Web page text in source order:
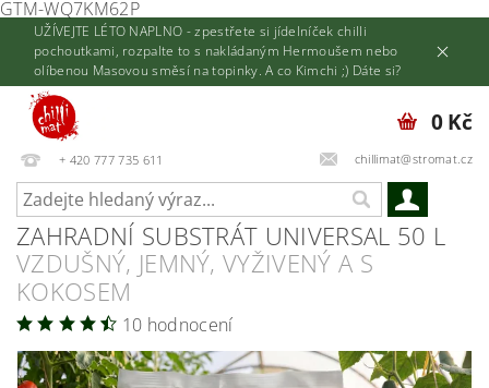
GTM-WQ7KM62P
UŽÍVEJTE LÉTO NAPLNO - zpestřete si jídelníček chilli
pochoutkami, rozpalte to s nakládaným Hermoušem nebo
olíbenou Masovou směsí na topinky. A co Kimchi ;) Dáte si?
+ 420 777 735 611 chillimat@stromat.cz
0 Kč
ZAHRADNÍ SUBSTRÁT UNIVERSAL 50 L
VZDUŠNÝ, JEMNÝ, VYŽIVENÝ A S
KOKOSEM
10 hodnocení